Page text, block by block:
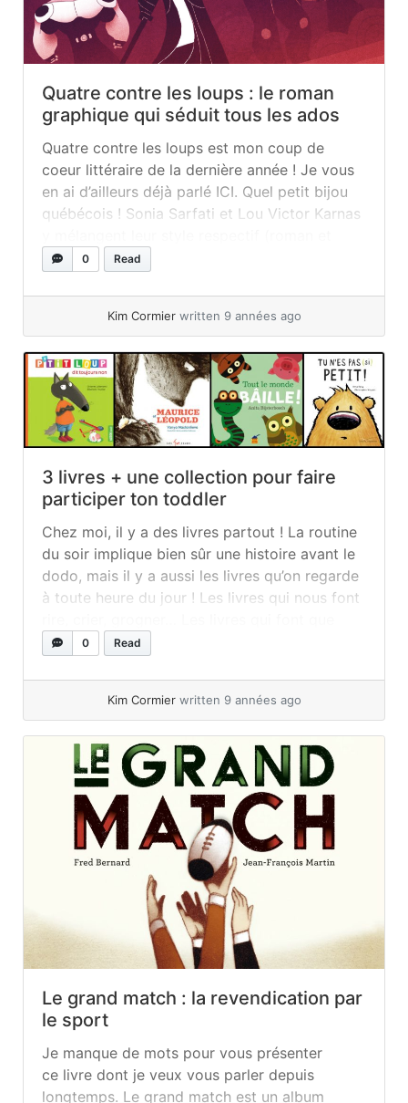
Quatre contre les loups : le roman
graphique qui séduit tous les ados
Quatre contre les loups est mon coup de
coeur littéraire de la dernière année ! Je vous
en ai d’ailleurs déjà parlé ICI. Quel petit bijou
québécois ! Sonia Sarfati et Lou Victor Karnas
bande dessinée) pour créer une histoire
»read more
0 Read
Kim Cormier written 9 années ago
3 livres + une collection pour faire
participer ton toddler
Chez moi, il y a des livres partout ! La routine
du soir implique bien sûr une histoire avant le
dodo, mais il y a aussi les livres qu’on regarde
à toute heure du jour ! Les livres qui nous font
même mon deux-ans peut participer !... »
0 Read
Kim Cormier written 9 années ago
Le grand match : la revendication par
le sport
Je manque de mots pour vous présenter
ce livre dont je veux vous parler depuis
longtemps. Le grand match est un album